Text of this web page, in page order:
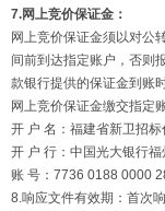
7.网上竞价保证金：
网上竞价保证金须以对公
间前到达指定账户，否则
款银行提供的保证金到账
网上竞价保证金缴交指定
开 户 名：福建省新卫招标
开 户 行：中国光大银行
账 号：7736 0188 0000
8.响应文件有效期：首次